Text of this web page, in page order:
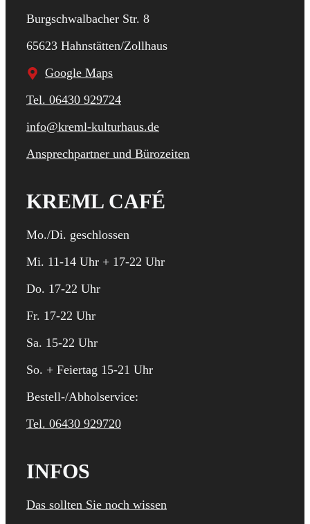
Burgschwalbacher Str. 8
65623 Hahnstätten/Zollhaus
Google Maps
Tel. 06430 929724
info@kreml-kulturhaus.de
Ansprechpartner und Bürozeiten
KREML CAFÉ
Mo./Di. geschlossen
Mi. 11-14 Uhr + 17-22 Uhr
Do. 17-22 Uhr
Fr. 17-22 Uhr
Sa. 15-22 Uhr
So. + Feiertag 15-21 Uhr
Bestell-/Abholservice:
Tel. 06430 929720
INFOS
Das sollten Sie noch wissen